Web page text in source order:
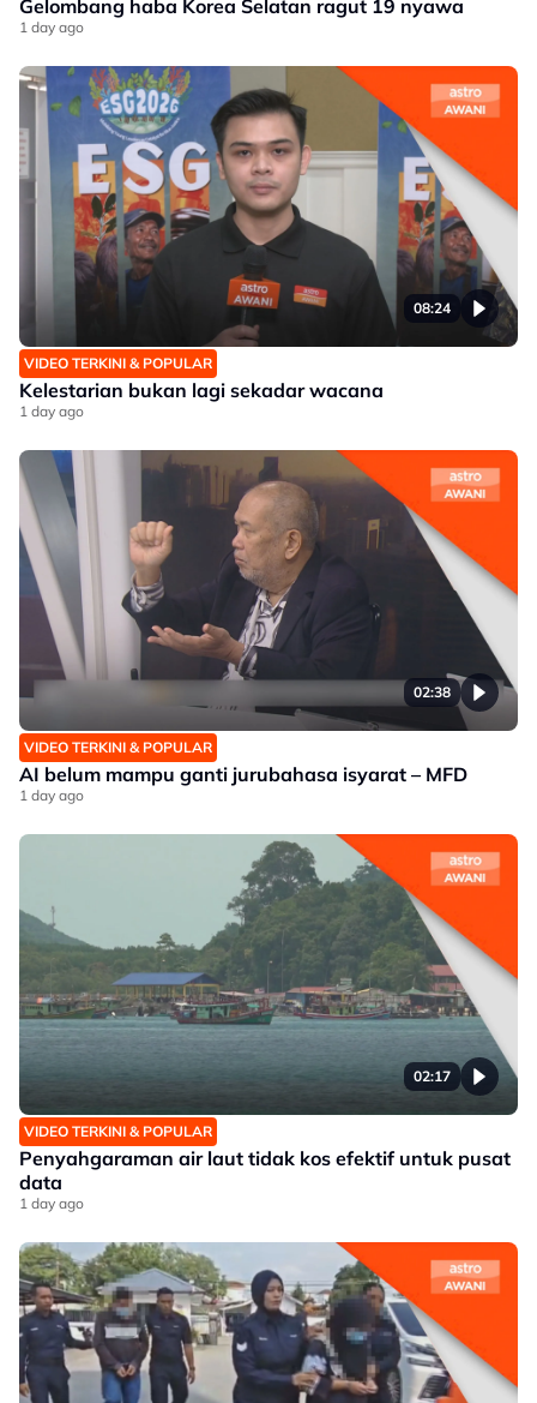
Gelombang haba Korea Selatan ragut 19 nyawa
1 day ago
08:24
VIDEO TERKINI & POPULAR
Kelestarian bukan lagi sekadar wacana
1 day ago
02:38
VIDEO TERKINI & POPULAR
AI belum mampu ganti jurubahasa isyarat – MFD
1 day ago
02:17
VIDEO TERKINI & POPULAR
Penyahgaraman air laut tidak kos efektif untuk pusat
data
1 day ago